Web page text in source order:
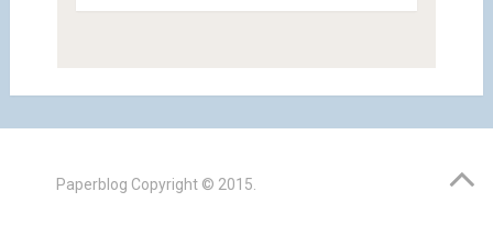
Paperblog Copyright © 2015.